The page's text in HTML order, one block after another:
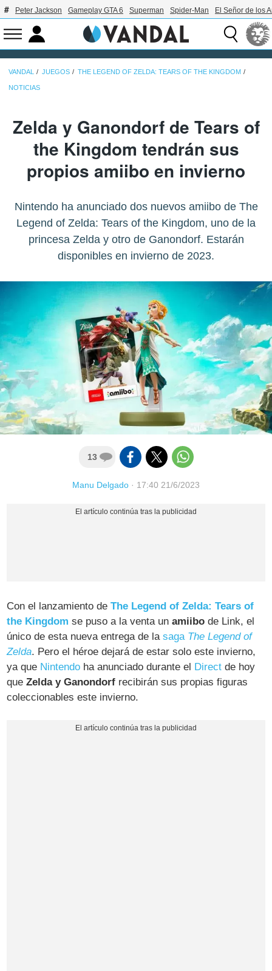
Peter Jackson Gameplay GTA 6 Superman Spider-Man El Señor de los
VANDAL JUEGOS THE LEGEND OF ZELDA: TEARS OF THE KINGDOM
NOTICIAS
Zelda y Ganondorf de Tears of
the Kingdom tendrán sus
propios amiibo en invierno
Nintendo ha anunciado dos nuevos amiibo de The
Legend of Zelda: Tears of the Kingdom, uno de la
princesa Zelda y otro de Ganondorf. Estarán
disponibles en invierno de 2023.
13
Manu Delgado · 17:40 21/6/2023
Con el lanzamiento deThe Legend of Zelda: Tears of
the Kingdom se puso a la venta unamiibo de Link, el
único de esta nueva entrega de lasaga The Legend of
Zelda. Pero el héroe dejará de estar solo este invierno,
ya que Nintendo ha anunciado durante el Direct de hoy
queZelda y Ganondorf recibirán sus propias figuras
coleccionables este invierno.